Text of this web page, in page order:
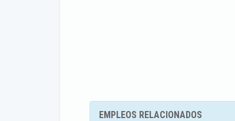
EMPLEOS RELACIONADOS